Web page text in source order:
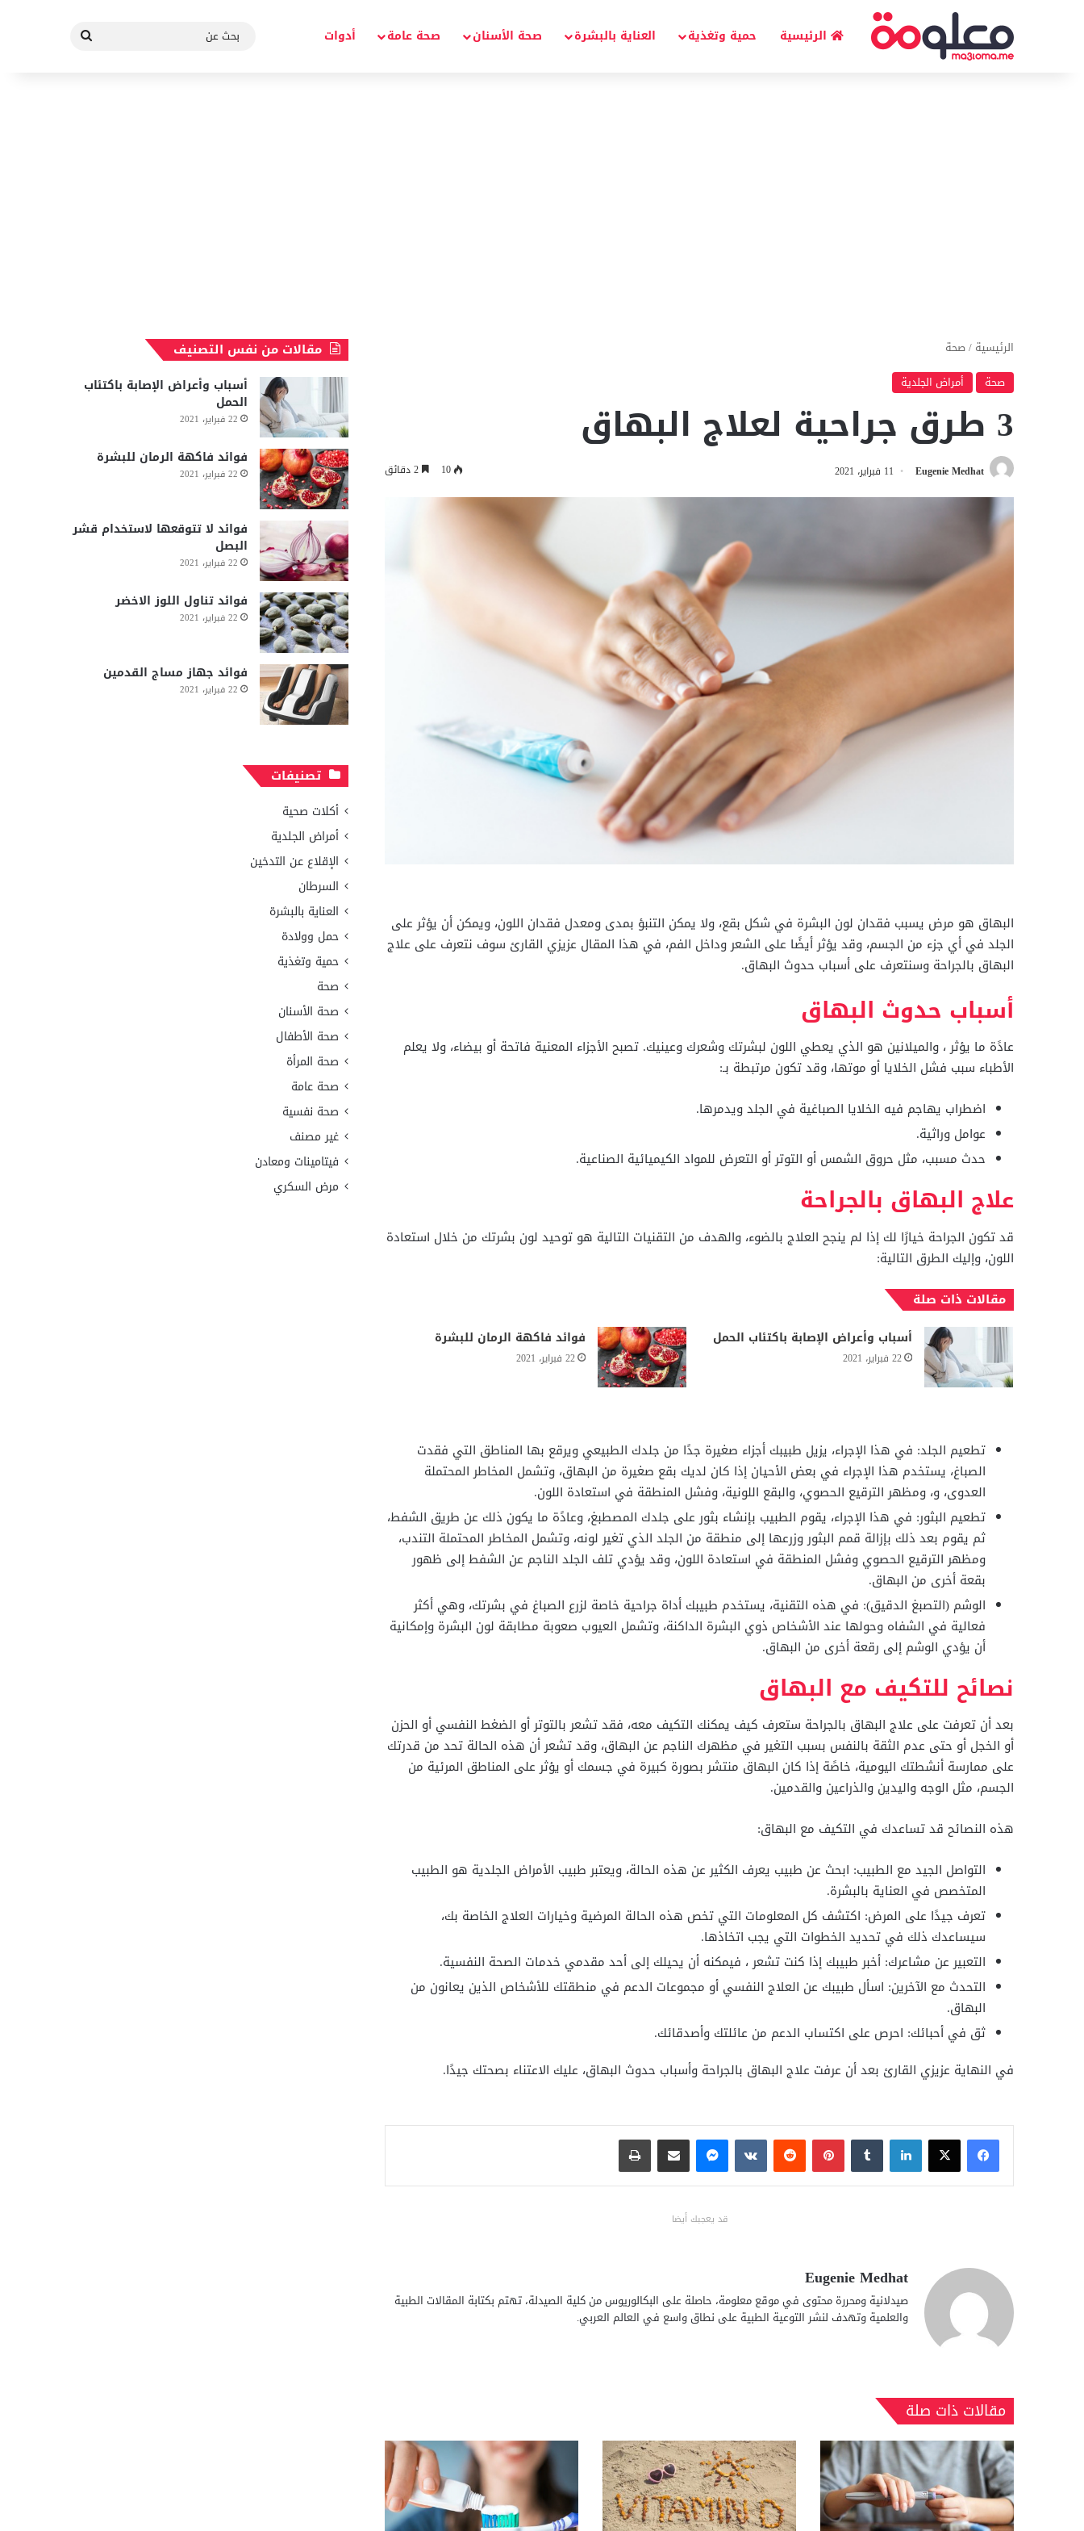
الرئيسية حمية وتغذية العناية بالبشرة صحة الأسنان صحة عامة أدوات
بحث
الرئيسية /صحة
صحة
أمراض الجلدية
3 طرق جراحية لعلاج البهاق
Eugenie Medhat 11 فبراير، 2021 10
البهاق هو مرض يسبب فقدان لون البشرة في شكل بقع، ولا يمكن التنبؤ بمدى ومعدل فقدان اللون، ويمكن أن يؤثر على
الجلد في أي جزء من الجسم، وقد يؤثر أيضًا على الشعر وداخل الفم، في هذا المقال عزيزي القارئ سوف نتعرف على علاج
البهاق بالجراحة وسنتعرف على أسباب حدوث البهاق.
أسباب حدوث البهاق
عادًة ما يؤثر ، والميلانين هو الذي يعطي اللون لبشرتك وشعرك وعينيك. تصبح الأجزاء المعنية فاتحة أو بيضاء، ولا يعلم
الأطباء سبب فشل الخلايا أو موتها، وقد تكون مرتبطة بـ:
اضطراب يهاجم فيه الخلايا الصباغية في الجلد ويدمرها.
عوامل وراثية.
حدث مسبب، مثل حروق الشمس أو التوتر أو التعرض للمواد الكيميائية الصناعية.
علاج البهاق بالجراحة
قد تكون الجراحة خيارًا لك إذا لم ينجح العلاج بالضوء، والهدف من التقنيات التالية هو توحيد لون بشرتك من خلال استعادة
اللون، وإليك الطرق التالية:
مقالات ذات صلة
أسباب وأعراض الإصابة باكتئاب الحمل
22 فبراير، 2021
فوائد فاكهة الرمان للبشرة
22 فبراير، 2021
تطعيم الجلد: في هذا الإجراء، يزيل طبيبك أجزاء صغيرة جدًا من جلدك الطبيعي ويرقع بها المناطق التي فقدت
الصباغ، يستخدم هذا الإجراء في بعض الأحيان إذا كان لديك بقع صغيرة من البهاق، وتشمل المخاطر المحتملة
العدوى، و، ومظهر الترقيع الحصوي، والبقع اللونية، وفشل المنطقة في استعادة اللون.
تطعيم البثور: في هذا الإجراء، يقوم الطبيب بإنشاء بثور على جلدك المصطبغ، وعادًة ما يكون ذلك عن طريق الشفط،
ثم يقوم بعد ذلك بإزالة قمم البثور وزرعها إلى منطقة من الجلد الذي تغير لونه، وتشمل المخاطر المحتملة التندب،
ومظهر الترقيع الحصوي وفشل المنطقة في استعادة اللون، وقد يؤدي تلف الجلد الناجم عن الشفط إلى ظهور
بقعة أخرى من البهاق.
الوشم (التصبغ الدقيق): في هذه التقنية، يستخدم طبيبك أداة جراحية خاصة لزرع الصباغ في بشرتك، وهي أكثر
فعالية في الشفاه وحولها عند الأشخاص ذوي البشرة الداكنة، وتشمل العيوب صعوبة مطابقة لون البشرة وإمكانية
أن يؤدي الوشم إلى رقعة أخرى من البهاق.
نصائح للتكيف مع البهاق
بعد أن تعرفت على علاج البهاق بالجراحة ستعرف كيف يمكنك التكيف معه، فقد تشعر بالتوتر أو الضغط النفسي أو الحزن
أو الخجل أو حتى عدم الثقة بالنفس بسبب التغير في مظهرك الناجم عن البهاق، وقد تشعر أن هذه الحالة تحد من قدرتك
على ممارسة أنشطتك اليومية، خاصًة إذا كان البهاق منتشر بصورة كبيرة في جسمك أو يؤثر على المناطق المرئية من
الجسم، مثل الوجه واليدين والذراعين والقدمين.
هذه النصائح قد تساعدك في التكيف مع البهاق:
التواصل الجيد مع الطبيب: ابحث عن طبيب يعرف الكثير عن هذه الحالة، ويعتبر طبيب الأمراض الجلدية هو الطبيب
المتخصص في العناية بالبشرة.
تعرف جيدًا على المرض: اكتشف كل المعلومات التي تخص هذه الحالة المرضية وخيارات العلاج الخاصة بك،
سيساعدك ذلك في تحديد الخطوات التي يجب اتخاذها.
التعبير عن مشاعرك: أخبر طبيبك إذا كنت تشعر ، فيمكنه أن يحيلك إلى أحد مقدمي خدمات الصحة النفسية.
التحدث مع الآخرين: اسأل طبيبك عن العلاج النفسي أو مجموعات الدعم في منطقتك للأشخاص الذين يعانون من
البهاق.
ثق في أحبائك: احرص على اكتساب الدعم من عائلتك وأصدقائك.
في النهاية عزيزي القارئ بعد أن عرفت علاج البهاق بالجراحة وأسباب حدوث البهاق، عليك الاعتناء بصحتك جيدًا.
فيسبوكX لينكدإن بينتيريست ماسنجر مشاركة عبر البريد طباعة
قد يعجبك أيضا
Eugenie Medhat
صيدلانية ومحررة محتوى في موقع معلومة، حاصلة على البكالوريوس من كلية الصيدلة، تهتم بكتابة المقالات الطبية
والعلمية وتهدف لنشر التوعية الطبية على نطاق واسع في العالم العربي.
مقالات ذات صلة
مقالات من نفس التصنيف
أسباب وأعراض الإصابة باكتئاب
الحمل
22 فبراير، 2021
فوائد فاكهة الرمان للبشرة
22 فبراير، 2021
فوائد لا تتوقعها لاستخدام قشر
البصل
22 فبراير، 2021
فوائد تناول اللوز الاخضر
22 فبراير، 2021
فوائد جهاز مساج القدمين
22 فبراير، 2021
تصنيفات
أكلات صحية
أمراض الجلدية
الإقلاع عن التدخين
السرطان
العناية بالبشرة
حمل وولادة
حمية وتغذية
صحة
صحة الأسنان
صحة الأطفال
صحة المرأة
صحة عامة
صحة نفسية
غير مصنف
فيتامينات ومعادن
مرض السكري